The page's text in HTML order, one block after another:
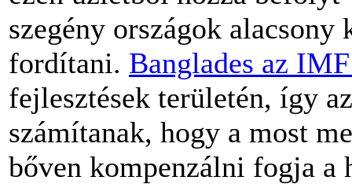
szegény országok
fordítani. Banglades az
fejlesztések területén, így
számítanak, hogy a most
bőven kompenzálni fogja a